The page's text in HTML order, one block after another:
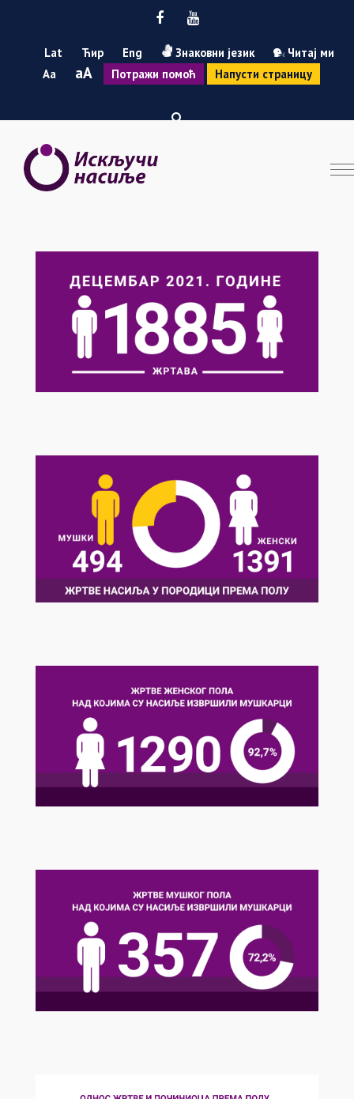
FacebookYoutube
Lat Ћир Eng Знаковни језик
Читај ми
ASmanjiAPovećaj
Потражи помоћ Напусти страницу